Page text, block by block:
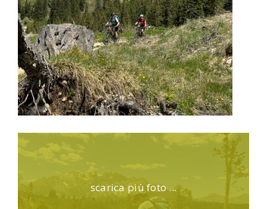
scarica più foto ...